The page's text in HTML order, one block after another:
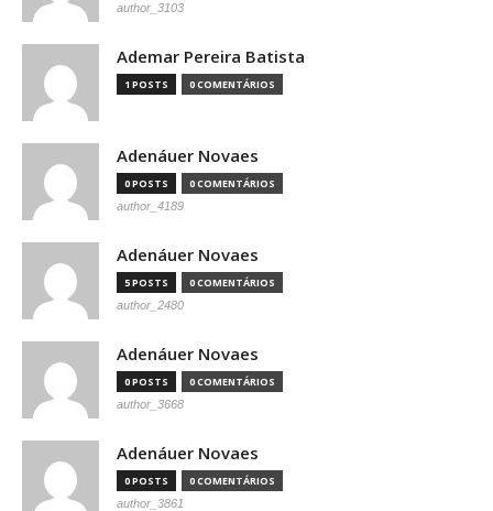
author_3103
Ademar Pereira Batista
1 POSTS 0 COMENTÁRIOS
Adenáuer Novaes
0 POSTS 0 COMENTÁRIOS
author_4189
Adenáuer Novaes
5 POSTS 0 COMENTÁRIOS
author_2480
Adenáuer Novaes
0 POSTS 0 COMENTÁRIOS
author_3668
Adenáuer Novaes
0 POSTS 0 COMENTÁRIOS
author_3861